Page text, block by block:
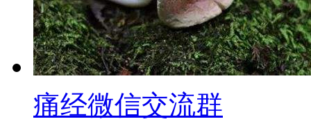
痛经微信交流群